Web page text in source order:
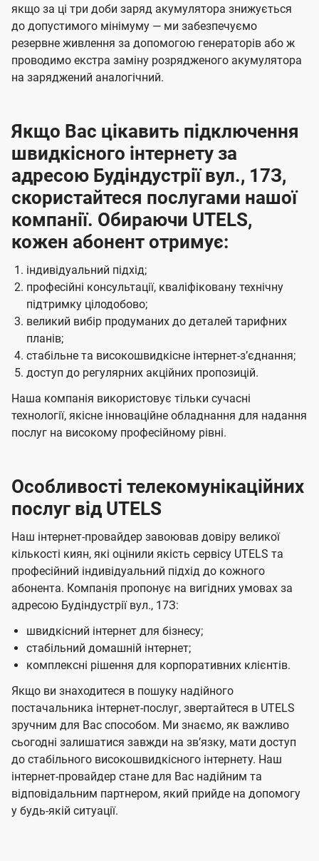
якщо за ці три доби заряд акумулятора знижується
до допустимого мінімуму — ми забезпечуємо
резервне живлення за допомогою генераторів або ж
проводимо екстра заміну розрядженого акумулятора
на заряджений аналогічний.
Якщо Вас цікавить підключення
швидкісного інтернету за
адресою Будіндустрії вул., 17З,
скористайтеся послугами нашої
компанії. Обираючи UTELS,
кожен абонент отримує:
індивідуальний підхід;
професійні консультації, кваліфіковану технічну
підтримку цілодобово;
великий вибір продуманих до деталей тарифних
планів;
стабільне та високошвидкісне інтернет-зʼєднання;
доступ до регулярних акційних пропозицій.
Наша компанія використовує тільки сучасні
технології, якісне інноваційне обладнання для надання
послуг на високому професійному рівні.
Особливості телекомунікаційних
послуг від UTELS
Наш інтернет-провайдер завоював довіру великої
кількості киян, які оцінили якість сервісу UTELS та
професійний індивідуальний підхід до кожного
абонента. Компанія пропонує на вигідних умовах за
адресою Будіндустрії вул., 17З:
швидкісний інтернет для бізнесу;
стабільний домашній інтернет;
комплексні рішення для корпоративних клієнтів.
Якщо ви знаходитеся в пошуку надійного
постачальника інтернет-послуг, звертайтеся в UTELS
зручним для Вас способом. Ми знаємо, як важливо
сьогодні залишатися завжди на звʼязку, мати доступ
до стабільного високошвидкісного інтернету. Наш
інтернет-провайдер стане для Вас надійним та
відповідальним партнером, який прийде на допомогу
у будь-якій ситуації.